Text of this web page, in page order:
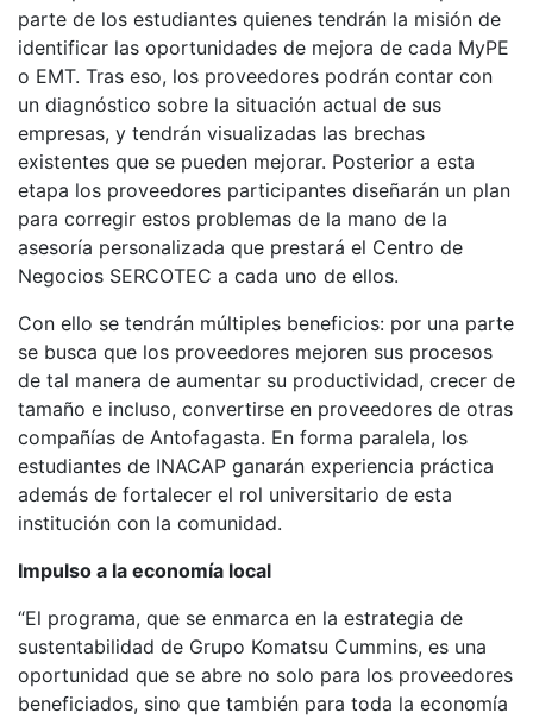
parte de los estudiantes quienes tendrán la misión de
identificar las oportunidades de mejora de cada MyPE
o EMT. Tras eso, los proveedores podrán contar con
un diagnóstico sobre la situación actual de sus
empresas, y tendrán visualizadas las brechas
existentes que se pueden mejorar. Posterior a esta
etapa los proveedores participantes diseñarán un plan
para corregir estos problemas de la mano de la
asesoría personalizada que prestará el Centro de
Negocios SERCOTEC a cada uno de ellos.
Con ello se tendrán múltiples beneficios: por una parte
se busca que los proveedores mejoren sus procesos
de tal manera de aumentar su productividad, crecer de
tamaño e incluso, convertirse en proveedores de otras
compañías de Antofagasta. En forma paralela, los
estudiantes de INACAP ganarán experiencia práctica
además de fortalecer el rol universitario de esta
institución con la comunidad.
Impulso a la economía local
“El programa, que se enmarca en la estrategia de
sustentabilidad de Grupo Komatsu Cummins, es una
oportunidad que se abre no solo para los proveedores
beneficiados, sino que también para toda la economía